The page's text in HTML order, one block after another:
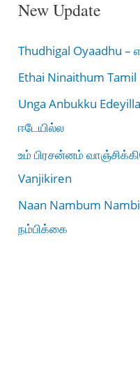
New Update
Thudhigal Oyaadhu –
Ethai Ninaithum
Unga Anbukku
ஈடேயில்ல
உம் பிரசன்னம்
Vanjikiren
Naan Nambum
நம்பிக்கை